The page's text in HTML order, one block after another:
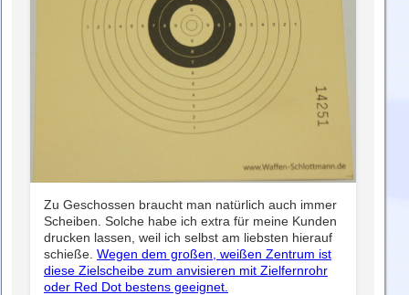
Zu Geschossen braucht man natürlich auch immer
Scheiben. Solche habe ich extra für meine Kunden
drucken lassen, weil ich selbst am liebsten hierauf
schieße. Wegen dem großen, weißen Zentrum ist
diese Zielscheibe zum anvisieren mit Zielfernrohr
oder Red Dot bestens geeignet.